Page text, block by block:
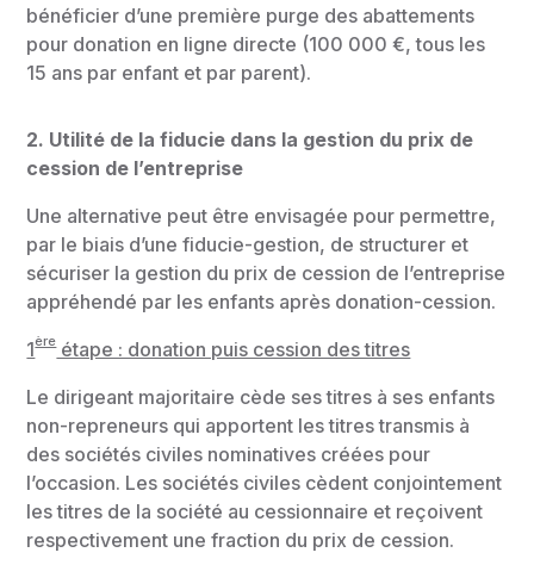
bénéficier d’une première purge des abattements
pour donation en ligne directe (100 000 €, tous les
15 ans par enfant et par parent).
2. Utilité de la fiducie dans la gestion du prix de
cession de l’entreprise
Une alternative peut être envisagée pour permettre,
par le biais d’une fiducie-gestion, de structurer et
sécuriser la gestion du prix de cession de l’entreprise
appréhendé par les enfants après donation-cession.
1èreétape : donation puis cession des titres
Le dirigeant majoritaire cède ses titres à ses enfants
non-repreneurs qui apportent les titres transmis à
des sociétés civiles nominatives créées pour
l’occasion. Les sociétés civiles cèdent conjointement
les titres de la société au cessionnaire et reçoivent
respectivement une fraction du prix de cession.